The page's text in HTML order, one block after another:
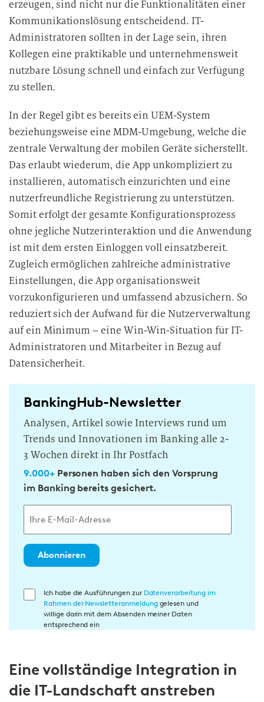
erzeugen, sind nicht nur die Funktionalitäten einer
Kommunikationslösung entscheidend. IT-
Administratoren sollten in der Lage sein, ihren
Kollegen eine praktikable und unternehmensweit
nutzbare Lösung schnell und einfach zur Verfügung
zu stellen.
In der Regel gibt es bereits ein UEM-System
beziehungsweise eine MDM-Umgebung, welche die
zentrale Verwaltung der mobilen Geräte sicherstellt.
Das erlaubt wiederum, die App unkompliziert zu
installieren, automatisch einzurichten und eine
nutzerfreundliche Registrierung zu unterstützen.
Somit erfolgt der gesamte Konfigurationsprozess
ohne jegliche Nutzerinteraktion und die Anwendung
ist mit dem ersten Einloggen voll einsatzbereit.
Zugleich ermöglichen zahlreiche administrative
Einstellungen, die App organisationsweit
vorzukonfigurieren und umfassend abzusichern. So
reduziert sich der Aufwand für die Nutzerverwaltung
auf ein Minimum – eine Win-Win-Situation für IT-
Administratorenund Mitarbeiter in Bezug auf
Datensicherheit.
BankingHub-Newsletter
Analysen, Artikel sowie Interviews rund um
Trends und Innovationen im Banking alle 2-
3 Wochen direkt in Ihr Postfach
9.000+Personen haben sich den Vorsprung
im Banking bereits gesichert.
Abonnieren
E
l
i
Ich habe die Ausführungen zur Datenverarbeitung im
Rahmen der Newsletteranmeldunggelesen und
willige darin mit dem Absenden meiner Daten
entsprechend ein
Eine vollständige Integration in
die IT-Landschaft anstreben